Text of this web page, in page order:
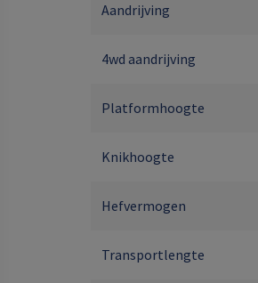
Aandrijving
4wd aandrijving
Platformhoogte
Knikhoogte
Hefvermogen
Transportlengte